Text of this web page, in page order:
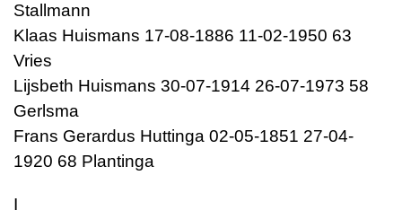
Stallmann
Klaas Huismans 17-08-1886 11-02-1950 63
Vries
Lijsbeth Huismans 30-07-1914 26-07-1973 58
Gerlsma
Frans Gerardus Huttinga 02-05-1851 27-04-
1920 68 Plantinga
I